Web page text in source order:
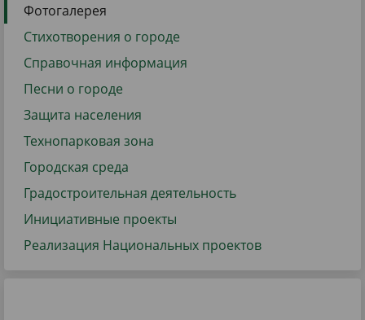
Фотогалерея
Стихотворения о городе
Справочная информация
Песни о городе
Защита населения
Технопарковая зона
Городская среда
Градостроительная деятельность
Инициативные проекты
Реализация Национальных проектов